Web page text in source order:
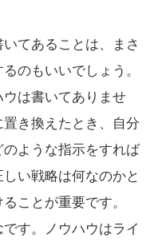
てあることは、まさ
のもいいでしょう。
は書いてありませ
き換えたとき、自分
ような指示をすれば
い戦略は何なのかと
ことが重要です。
す。ノウハウはライ